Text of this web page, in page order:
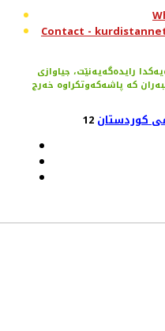
Contact -
رایدەگەیەنێت، جیاوازی
کە پاشەکەوتکراوە خەرج
کوردستان